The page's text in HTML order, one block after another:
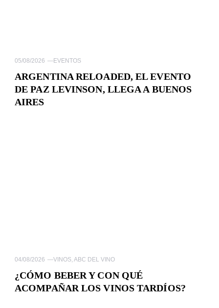
05/08/2026 —EVENTOS
ARGENTINA RELOADED, EL EVENTO
DE PAZ LEVINSON, LLEGA A BUENOS
AIRES
04/08/2026 —VINOS, ABC DEL VINO
¿CÓMO BEBER Y CON QUÉ
ACOMPAÑAR LOS VINOS TARDÍOS?